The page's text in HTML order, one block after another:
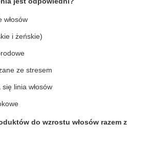
włosów
i żeńskie)
ze stresem
linia włosów
do wzrostu włosów razem z